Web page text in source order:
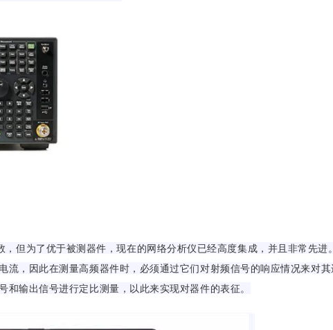
为了优于被测器件，现在的网络分析仪已经高度集成，并且非常先进
流，因此在测量高频器件时，必须通过它们对射频信号的响应情况来对
输出信号进行定比测量，以此来实现对器件的表征。